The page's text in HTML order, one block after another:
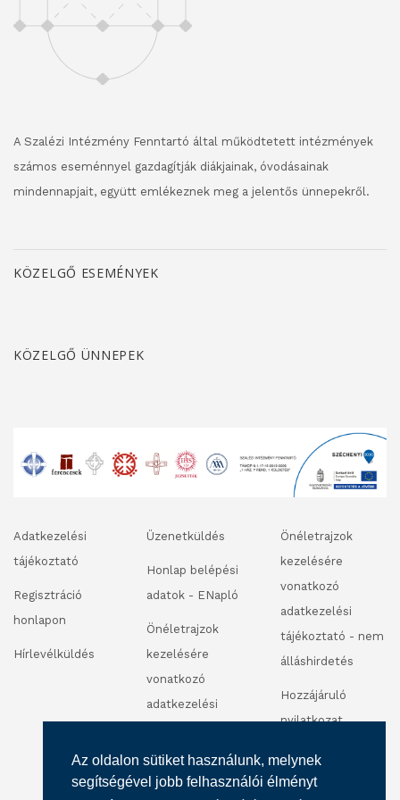
Az oldalon sütiket használunk, melynek
segítségével jobb felhasználói élményt
A Szalézi Intézmény Fenntartó által működtetett intézmények
számos eseménnyel gazdagítják diákjainak, óvodásainak
mindennapjait, együtt emlékeznek meg a jelentős ünnepekről.
KÖZELGŐ ESEMÉNYEK
KÖZELGŐ ÜNNEPEK
Adatkezelési
tájékoztató
Regisztráció
honlapon
Hírlevélküldés
Üzenetküldés
Honlap belépési
adatok - ENapló
Önéletrajzok
kezelésére
vonatkozó
adatkezelési
álláshirdetés
Önéletrajzok
kezelésére
vonatkozó
adatkezelési
tájékoztató - nem
álláshirdetés
Hozzájáruló
nyilatkozat
videofelvétel